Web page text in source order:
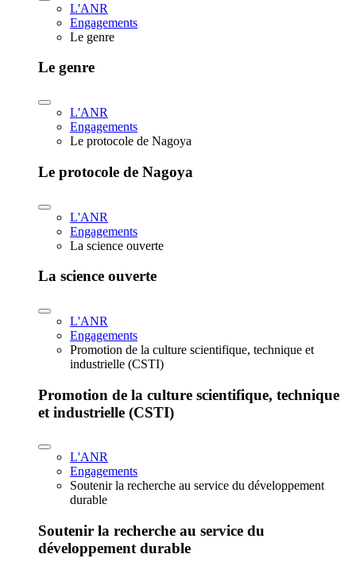
L'ANR
Engagements
Le genre
Le genre
L'ANR
Engagements
Le protocole de Nagoya
Le protocole de Nagoya
L'ANR
Engagements
La science ouverte
La science ouverte
L'ANR
Engagements
Promotion de la culture scientifique, technique et
industrielle (CSTI)
Promotion de la culture scientifique, technique
et industrielle (CSTI)
L'ANR
Engagements
Soutenir la recherche au service du développement
durable
Soutenir la recherche au service du
développement durable